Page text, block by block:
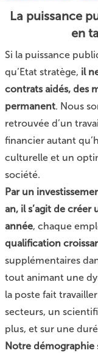
La puissance
en
Si la puissance
qu’Etat stratège, il
contrats aidés, des
permanent. Nous
retrouvée d’un
financier autant
culturelle et un
société.
Par un
an, il s’agit de
année, chaque
qualification
supplémentaires
tout animant une
la poste fait
secteurs, un
plus, et sur une
Notre démographie